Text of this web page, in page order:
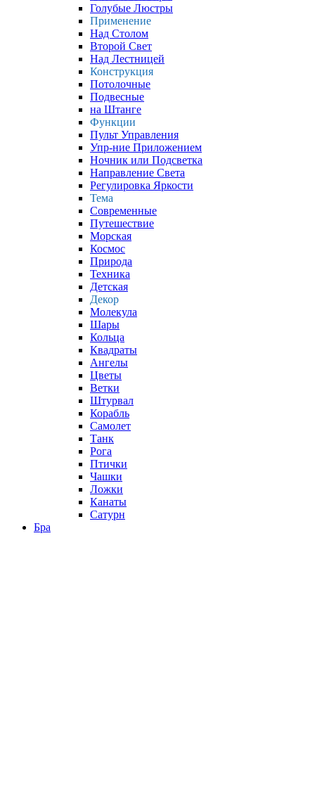
Голубые Люстры
Применение
Над Столом
Второй Свет
Над Лестницей
Конструкция
Потолочные
Подвесные
на Штанге
Функции
Пульт Управления
Упр-ние Приложением
Ночник или Подсветка
Направление Света
Регулировка Яркости
Тема
Современные
Путешествие
Морская
Космос
Природа
Техника
Детская
Декор
Молекула
Шары
Кольца
Квадраты
Ангелы
Цветы
Ветки
Штурвал
Корабль
Самолет
Танк
Рога
Птички
Чашки
Ложки
Канаты
Сатурн
Бра